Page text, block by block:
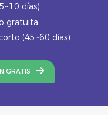
días)
gratuita
(45~60 días)
GRATIS